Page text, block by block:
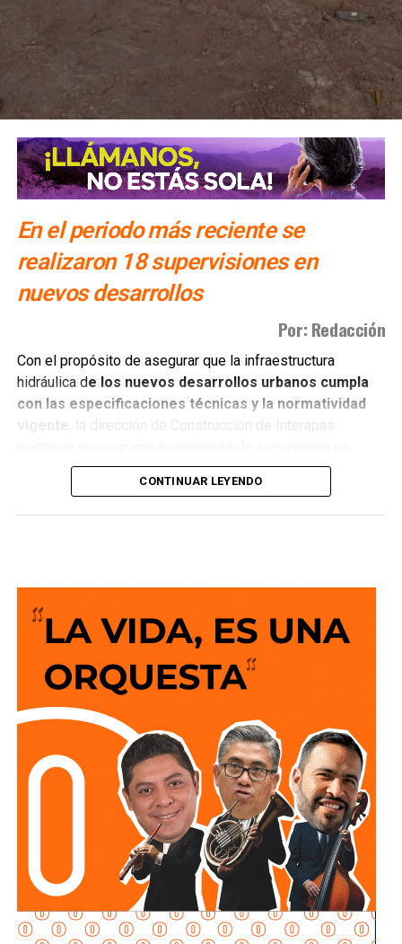
En el periodo más reciente se
realizaron 18 supervisiones en
nuevos desarrollos
Por: Redacción
Con el propósito de asegurar que la infraestructura
hidráulica de los nuevos desarrollos urbanos cumpla
con las especificaciones técnicas y la normatividad
vigente
, la dirección de Construcción de Interapas
fraccionamientos y centros de población que buscan
incorporarse a las redes de agua potable y drenaje.
y que los puntos de conexión al sistema público sean
adecuados para garantizar un servicio seguro y eficiente.
Durante las inspecciones pueden determinarse medidas
preventivas y correctivas, para autorizar la incorporación
de nuevos desarrollos a la infraestructura hidráulica
metropolitana.
Con estas supervisiones , el organismo fortalece la
CONTINUAR LEYENDO